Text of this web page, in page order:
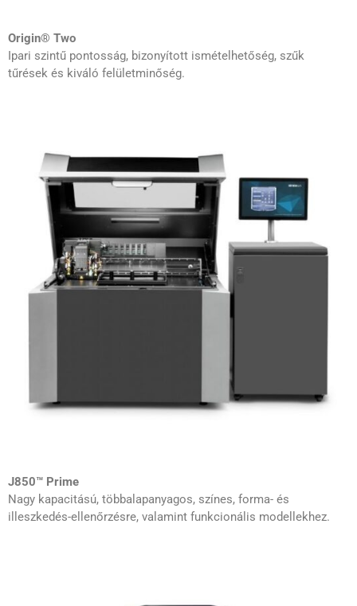
Origin® Two
Ipari szintű pontosság, bizonyított ismételhetőség, szűk
tűrések és kiváló felületminőség.
J850™ Prime
Nagy kapacitású, többalapanyagos, színes, forma- és
illeszkedés-ellenőrzésre, valamint funkcionális modellekhez.